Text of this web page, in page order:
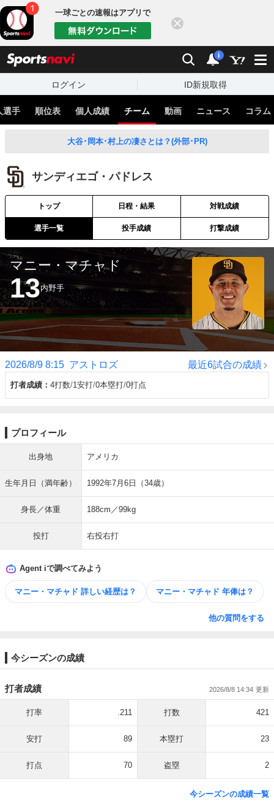
一球ごとの速報はアプリで
検索 通知
i
ログイン ID新規取得
選手 順位表 個人成績 チーム 動画 ニュース コラム
大谷･岡本･村上の凄さとは？(外部･PR)
サンディエゴ・パドレス
トップ 日程・結果 対戦成績
選手一覧 投手成績 打撃成績
マニー・マチャド
13内野手
2026/8/9 8:15 アストロズ
打者成績 4打数 1安打 0本塁打 0打点
最近6試合の成績
プロフィール
出身地 アメリカ
生年月日（満年齢） 1992年7月6日（34歳）
身長／体重 188cm／99kg
投打 右投右打
Agent iで調べてみよう
マニー・マチャド 詳しい​経歴は？ マニー・マチャド 年俸は？
他の質問をする
今シーズンの成績
打者成績 2026/8/8 14:34
打率 .211 打数 421
安打 89 本塁打 23
打点 70 盗塁 2
今シーズンの成績一覧